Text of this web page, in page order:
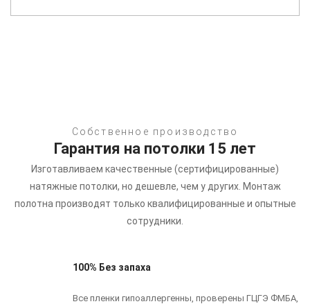
Собственное производство
Гарантия на потолки 15 лет
Изготавливаем качественные (сертифицированные)
натяжные потолки, но дешевле, чем у других. Монтаж
полотна производят только квалифицированные и опытные
сотрудники.
100% Без запаха
Все пленки гипоаллергенны, проверены ГЦГЭ ФМБА,